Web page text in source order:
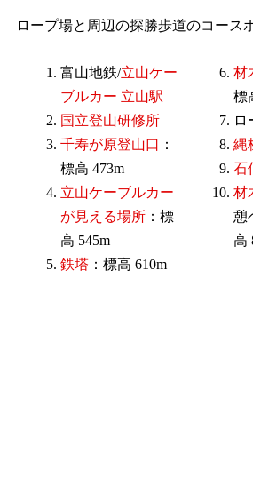
ロープ場と周辺の探勝歩道のコース
富山地鉄/立山ケー
ブルカー 立山駅
国立登山研修所
千寿が原登山口 ：
標高 473m
立山ケーブルカー
が見える場所 ：標
高 545m
鉄塔 ：標高 610m
材
標
ロ
縄
石
材
憩
高